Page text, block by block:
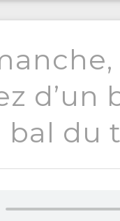
d’un
bal du